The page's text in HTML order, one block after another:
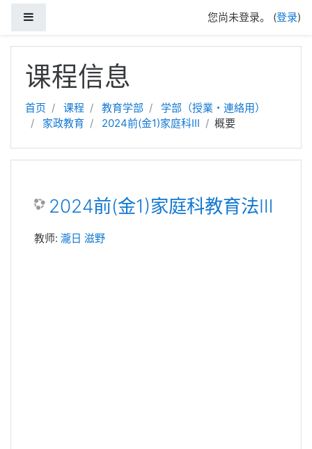
您尚未登录。 (登录)
课程信息
首页 课程 教育学部
学部（授業・連絡用）
家政教育
2024前(金1)家庭科Ⅲ 概要
2024前(金1)家庭科教育法Ⅲ
教师: 瀧日 滋野